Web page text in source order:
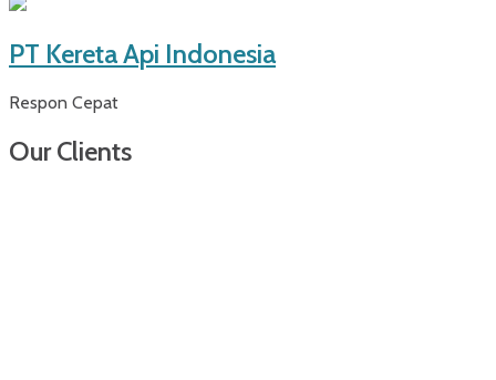
PT Kereta Api Indonesia
Respon Cepat
Our Clients